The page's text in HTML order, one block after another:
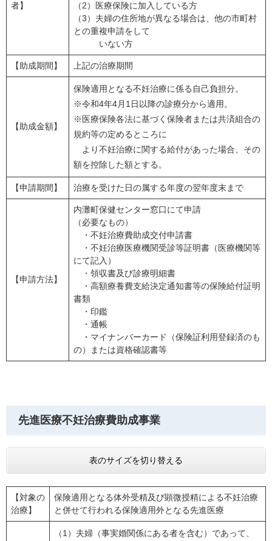
者】
（2）医療保険に加入している方
（3）夫婦の住所地が異なる場合は、他の市町村
との重複申請をして
いない方
【助成期間】 上記の治療期間
【助成金額】
保険適用となる不妊治療に係る自己負担分。
※令和4年4月1日以降の診療分から適用。
※医療保険各法に基づく保険者または共済組合の
規約等の定めるところに
より不妊治療に関する給付があった場合、その
額を控除した額とする。
【申請期間】 治療を受けた日の属する年度の翌年度末まで
【申請方法】
内灘町保健センター窓口にて申請
（必要なもの）
・不妊治療費助成交付申請書
・不妊治療医療機関受診等証明書（医療機関等
にて記入）
・領収書及び診療明細書
・高額療養費支給決定通知書等の保険給付証明
書類
・印鑑
・通帳
・マイナンバーカード（保険証利用登録済のも
の）または資格確認書等
先進医療不妊治療費助成事業
表のサイズを切り替える
【対象の
治療】
保険適用となる体外受精及び顕微授精による不妊治療
と併せて行われる保険適用外となる先進医療
（1）夫婦（事実婚関係にある者を含む）であって、